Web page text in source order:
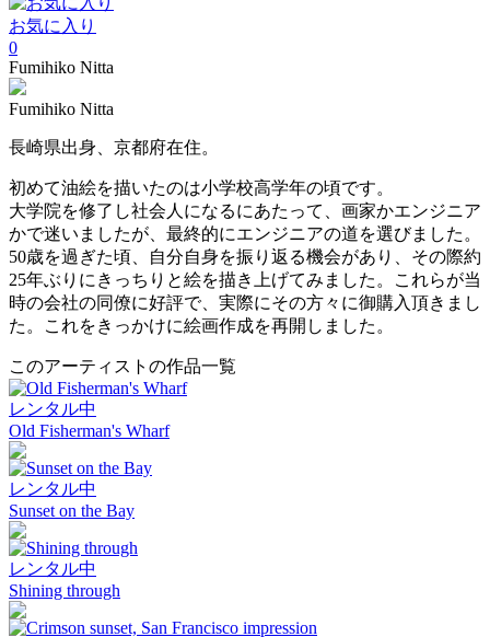
お気に入り
0
Fumihiko Nitta
Fumihiko Nitta
長崎県出身、京都府在住。
初めて油絵を描いたのは小学校高学年の頃です。
大学院を修了し社会人になるにあたって、画家かエンジニア
かで迷いましたが、最終的にエンジニアの道を選びました。
50歳を過ぎた頃、自分自身を振り返る機会があり、その際約
25年ぶりにきっちりと絵を描き上げてみました。これらが当
時の会社の同僚に好評で、実際にその方々に御購入頂きまし
た。これをきっかけに絵画作成を再開しました。
このアーティストの作品一覧
レンタル中
Old Fisherman's Wharf
レンタル中
Sunset on the Bay
レンタル中
Shining through